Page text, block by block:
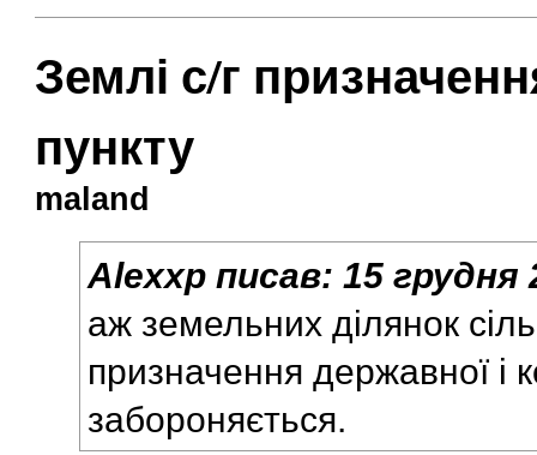
Землі с/г
пункту
maland
Alexxp писав: 15 грудня
аж земельних ділянок
призначення державної і
забороняється.